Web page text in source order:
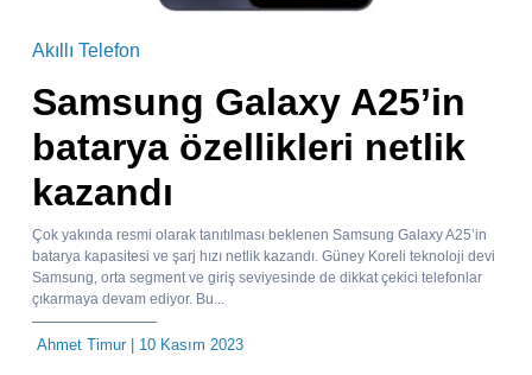
Akıllı Telefon
Samsung Galaxy A25’in
batarya özellikleri netlik
kazandı
Çok yakında resmi olarak tanıtılması beklenen Samsung Galaxy A25’in
batarya kapasitesi ve şarj hızı netlik kazandı. Güney Koreli teknoloji devi
Samsung, orta segment ve giriş seviyesinde de dikkat çekici telefonlar
çıkarmaya devam ediyor. Bu...
Ahmet Timur| 10 Kasım 2023